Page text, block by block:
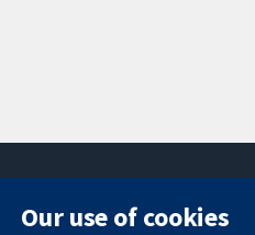
Our use of cookies